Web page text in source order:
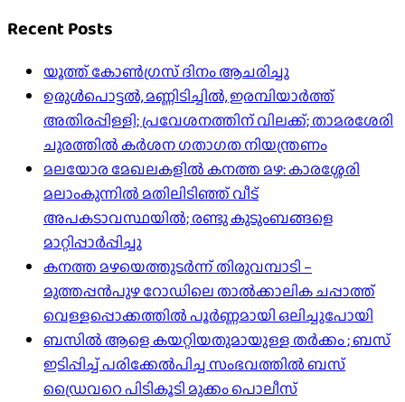
Recent Posts
യൂത്ത് കോൺഗ്രസ് ദിനം ആചരിച്ചു
ഉരുൾപൊട്ടൽ, മണ്ണിടിച്ചിൽ, ഇരമ്പിയാര്‍ത്ത്
അതിരപ്പിള്ളി; പ്രവേശനത്തിന് വിലക്ക്; താമരശേരി
ചുരത്തില്‍ കര്‍ശന ഗതാഗത നിയന്ത്രണം
മലയോര മേഖലകളിൽ കനത്ത മഴ: കാരശ്ശേരി
മലാംകുന്നിൽ മതിലിടിഞ്ഞ് വീട്
അപകടാവസ്ഥയിൽ; രണ്ടു കുടുംബങ്ങളെ
മാറ്റിപ്പാർപ്പിച്ചു
കനത്ത മഴയെത്തുടർന്ന് തിരുവമ്പാടി –
മുത്തപ്പൻപുഴ റോഡിലെ താൽക്കാലിക ചപ്പാത്ത്
വെള്ളപ്പൊക്കത്തിൽ പൂർണ്ണമായി ഒലിച്ചുപോയി
ബസിൽ ആളെ കയറ്റിയതുമായുള്ള തർക്കം ; ബസ്
ഇടിപ്പിച്ച് പരിക്കേൽപിച്ച സംഭവത്തിൽ ബസ്
ഡ്രൈവറെ പിടികൂടി മുക്കം പൊലീസ്